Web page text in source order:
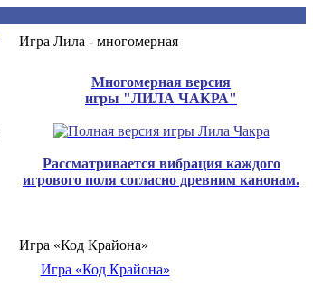
Игра Лила - многомерная
Многомерная версия
игры "ЛИЛА ЧАКРА"
Рассматривается вибрация каждого
игрового поля согласно древним канонам.
Игра «Код Крайона»
Игра «Код Крайона»